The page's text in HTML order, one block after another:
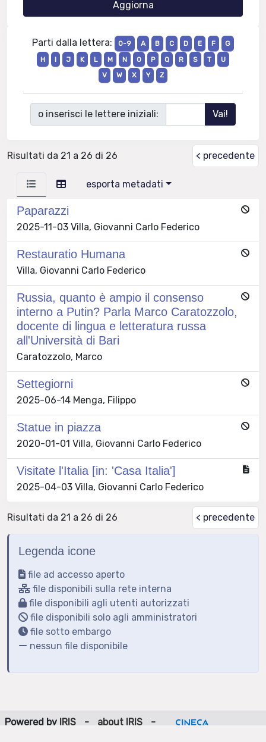
Parti dalla lettera: 0-9 A B C D E F
G
H
I J K L M N O P Q R S T
U
V
W X Y Z
o inserisci le lettere iniziali:
Risultati da 21 a 26 di 26 < precedente
esporta metadati
Paparazzi
2025-11-03 Villa, Giovanni Carlo Federico
Restauratio Humana
Villa, Giovanni Carlo Federico
Russia, quanto è ampio il consenso
interno a Putin? Parla Marco Caratozzolo,
docente di lingua e letteratura russa
all'Università di Bari
Caratozzolo, Marco
Settegiorni
2025-06-14 Menga, Filippo
Statue in piazza
2020-01-01 Villa, Giovanni Carlo Federico
Visitate l'Italia [in: 'Casa Italia']
2025-04-03 Villa, Giovanni Carlo Federico
Risultati da 21 a 26 di 26 < precedente
Legenda icone
file ad accesso aperto
file disponibili sulla rete interna
file disponibili agli utenti autorizzati
file disponibili solo agli amministratori
file sotto embargo
nessun file disponibile
Powered by IRIS - about IRIS
-